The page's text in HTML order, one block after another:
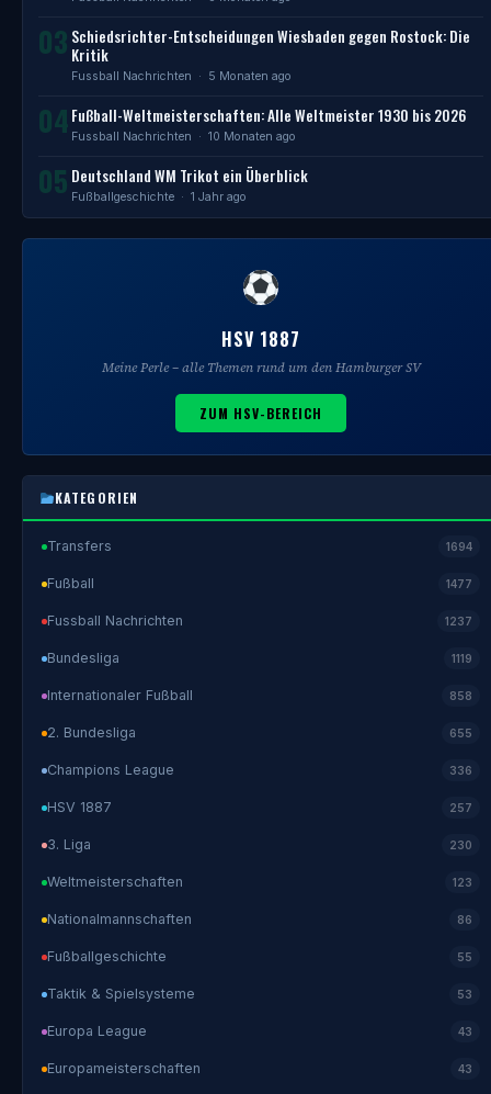
03 Schiedsrichter-Entscheidungen Wiesbaden gegen Rostock: Die
Kritik
Fussball Nachrichten · 5 Monaten ago
04 Fußball-Weltmeisterschaften: Alle Weltmeister 1930 bis 2026
Fussball Nachrichten · 10 Monaten ago
05 Deutschland WM Trikot ein Überblick
Fußballgeschichte · 1 Jahr ago
HSV 1887
Meine Perle – alle Themen rund um den Hamburger SV
ZUM HSV-BEREICH
KATEGORIEN
Transfers 1694
Fußball 1477
Fussball Nachrichten 1237
Bundesliga 1119
Internationaler Fußball 858
2. Bundesliga 655
Champions League 336
HSV 1887 257
3. Liga 230
Weltmeisterschaften 123
Nationalmannschaften 86
Fußballgeschichte 55
Taktik & Spielsysteme 53
Europa League 43
Europameisterschaften 43